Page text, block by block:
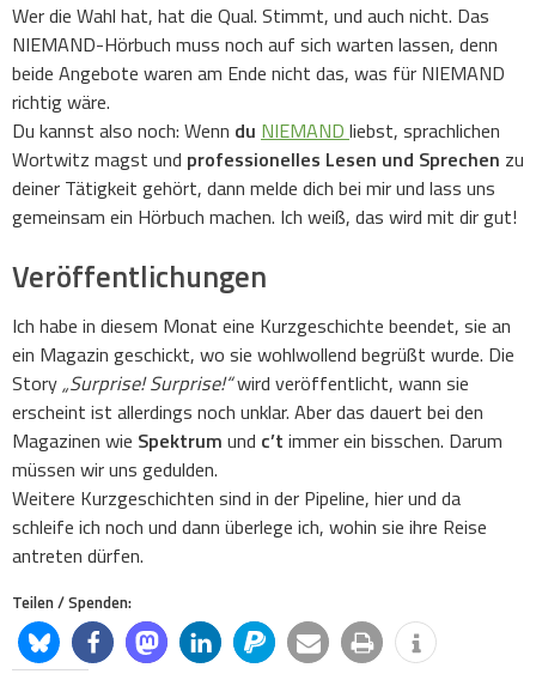
Wer die Wahl hat, hat die Qual. Stimmt, und auch nicht. Das
NIEMAND-Hörbuch muss noch auf sich warten lassen, denn
beide Angebote waren am Ende nicht das, was für NIEMAND
richtig wäre.
Du kannst also noch: Wenn du NIEMAND liebst, sprachlichen
Wortwitz magst und professionelles Lesen und Sprechen zu
deiner Tätigkeit gehört, dann melde dich bei mir und lass uns
gemeinsam ein Hörbuch machen. Ich weiß, das wird mit dir gut!
Veröffentlichungen
Ich habe in diesem Monat eine Kurzgeschichte beendet, sie an
ein Magazin geschickt, wo sie wohlwollend begrüßt wurde. Die
Story„Surprise! Surprise!“wird veröffentlicht, wann sie
erscheint ist allerdings noch unklar. Aber das dauert bei den
Magazinen wie Spektrum und c’t immer ein bisschen. Darum
müssen wir uns gedulden.
Weitere Kurzgeschichten sind in der Pipeline, hier und da
schleife ich noch und dann überlege ich, wohin sie ihre Reise
antreten dürfen.
Teilen / Spenden: